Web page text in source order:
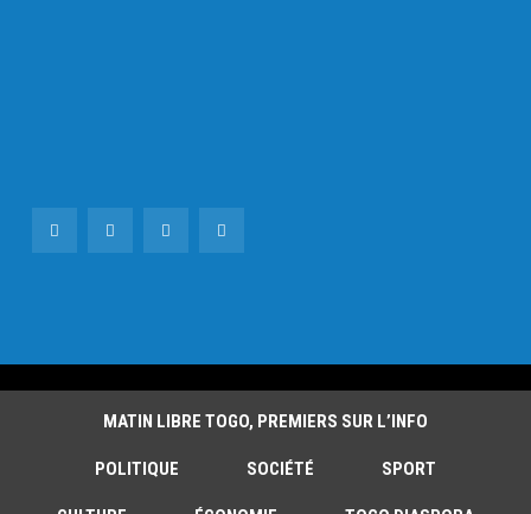
MATIN LIBRE TOGO, PREMIERS SUR L’INFO
POLITIQUE SOCIÉTÉ SPORT